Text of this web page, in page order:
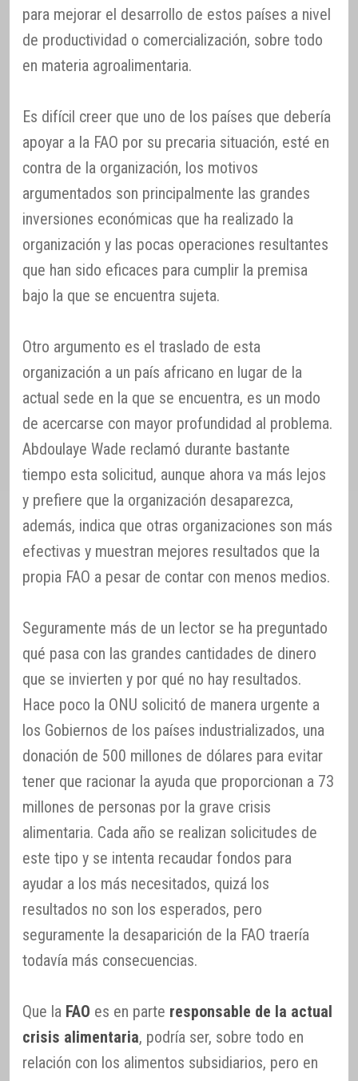
para mejorar el desarrollo de estos países a nivel
de productividad o comercialización, sobre todo
en materia agroalimentaria.
Es difícil creer que uno de los países que debería
apoyar a la FAO por su precaria situación, esté en
contra de la organización, los motivos
argumentados son principalmente las grandes
inversiones económicas que ha realizado la
organización y las pocas operaciones resultantes
que han sido eficaces para cumplir la premisa
bajo la que se encuentra sujeta.
Otro argumento es el traslado de esta
organización a un país africano en lugar de la
actual sede en la que se encuentra, es un modo
de acercarse con mayor profundidad al problema.
Abdoulaye Wade reclamó durante bastante
tiempo esta solicitud, aunque ahora va más lejos
y prefiere que la organización desaparezca,
además, indica que otras organizaciones son más
efectivas y muestran mejores resultados que la
propia FAO a pesar de contar con menos medios.
Seguramente más de un lector se ha preguntado
qué pasa con las grandes cantidades de dinero
que se invierten y por qué no hay resultados.
Hace poco la ONU solicitó de manera urgente a
los Gobiernos de los países industrializados, una
donación de 500 millones de dólares para evitar
tener que racionar la ayuda que proporcionan a 73
millones de personas por la grave crisis
alimentaria. Cada año se realizan solicitudes de
este tipo y se intenta recaudar fondos para
ayudar a los más necesitados, quizá los
resultados no son los esperados, pero
seguramente la desaparición de la FAO traería
todavía más consecuencias.
Que la FAO es en parte responsable de la actual
crisis alimentaria, podría ser, sobre todo en
relación con los alimentos subsidiarios, pero en